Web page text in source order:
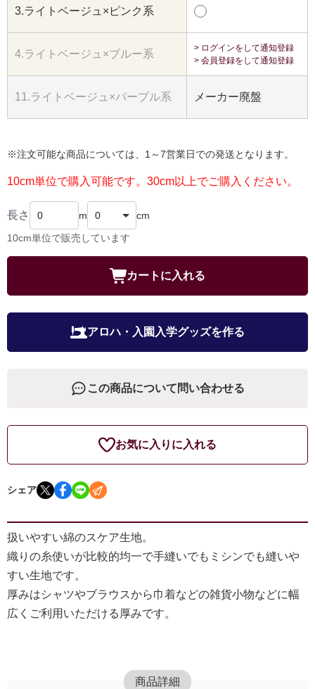
3.ライトベージュ×ピンク系
4.ライトベージュ×ブルー系
> ログインをして通知登録
> 会員登録をして通知登録
11.ライトベージュ×パープル系 メーカー廃盤
※注文可能な商品については、1～7営業日での発送となります。
10cm単位で購入可能です。30cm以上でご購入ください。
長さ m cm
10cm単位で販売しています
カートに入れる
アロハ・入園入学グッズを作る
この商品について問い合わせる
お気に入りに入れる
シェア
扱いやすい綿のスケア生地。
織りの糸使いが比較的均一で手縫いでもミシンでも縫いや
すい生地です。
厚みはシャツやブラウスから巾着などの雑貨小物などに幅
広くご利用いただける厚みです。
商品詳細